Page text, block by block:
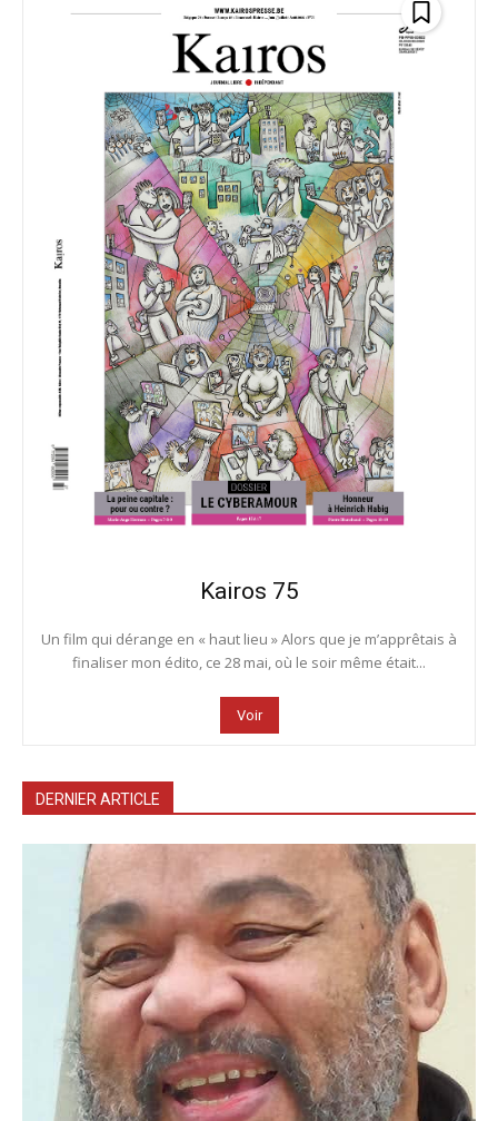
Kairos 75
Un film qui dérange en « haut lieu » Alors que je m’apprêtais à
finaliser mon édito, ce 28 mai, où le soir même était...
Voir
DERNIER ARTICLE